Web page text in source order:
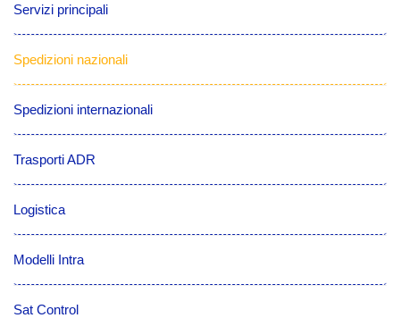
Servizi principali
Spedizioni nazionali
Spedizioni internazionali
Trasporti ADR
Logistica
Modelli Intra
Sat Control